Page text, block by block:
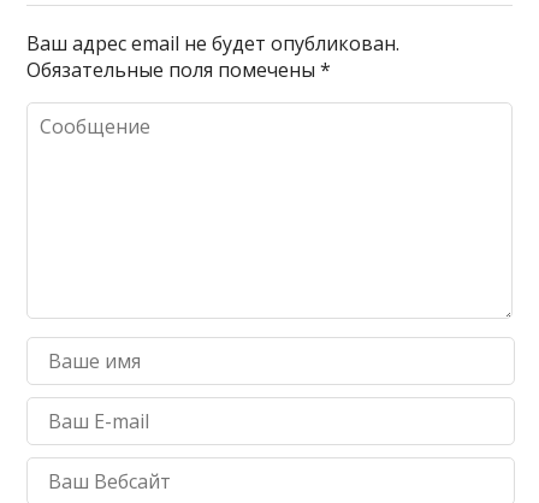
Ваш адрес email не будет опубликован.
Обязательные поля помечены*